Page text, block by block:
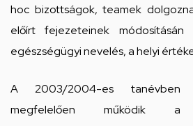
hoc bizottságok, teamek
előírt fejezeteinek módosításán
egészségügyi nevelés, a helyi
A 2003/2004-es tanévben
megfelelően működik a